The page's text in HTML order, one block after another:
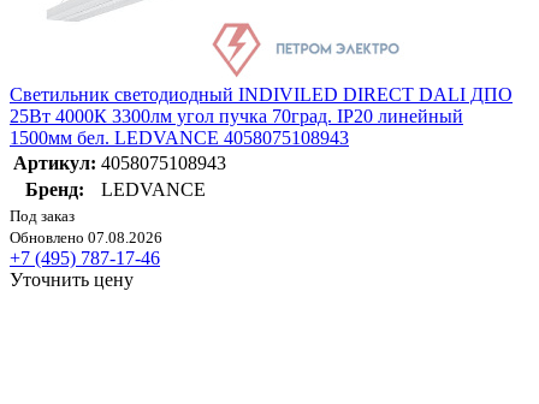
Светильник светодиодный INDIVILED DIRECT DALI ДПО
25Вт 4000К 3300лм угол пучка 70град. IP20 линейный
1500мм бел. LEDVANCE 4058075108943
Артикул: 4058075108943
Бренд:
LEDVANCE
Под заказ
Обновлено 07.08.2026
+7 (495) 787-17-46
Уточнить цену